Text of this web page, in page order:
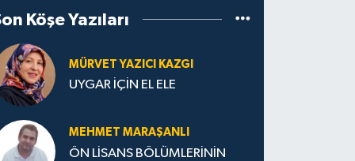
Köşe Yazıları
MÜRVET YAZICI KAZGI
UYGAR İÇİN EL ELE
MEHMET MARAŞANLI
ÖN LİSANS BÖLÜMLERİNİN